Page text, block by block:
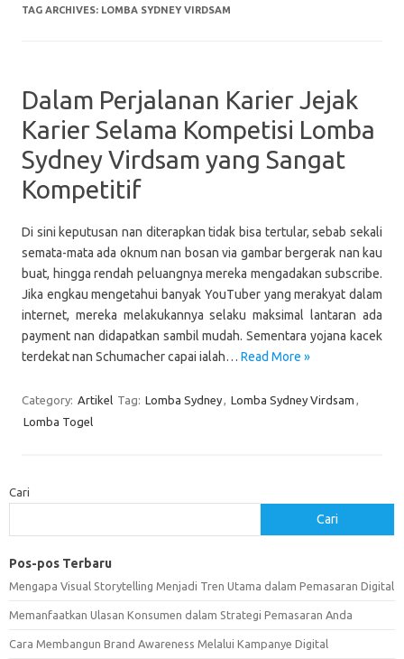
TAG ARCHIVES: LOMBA SYDNEY VIRDSAM
Dalam Perjalanan Karier Jejak
Karier Selama Kompetisi Lomba
Sydney Virdsam yang Sangat
Kompetitif
Di sini keputusan nan diterapkan tidak bisa tertular, sebab sekali
semata-mata ada oknum nan bosan via gambar bergerak nan kau
buat, hingga rendah peluangnya mereka mengadakan subscribe.
Jika engkau mengetahui banyak YouTuber yang merakyat dalam
internet, mereka melakukannya selaku maksimal lantaran ada
payment nan didapatkan sambil mudah. Sementara yojana kacek
terdekat nan Schumacher capai ialah… Read More »
Category: Artikel Tag: Lomba Sydney, Lomba Sydney Virdsam ,
Lomba Togel
Cari
Cari
Pos-pos Terbaru
Mengapa Visual Storytelling Menjadi Tren Utama dalam Pemasaran Digital
Memanfaatkan Ulasan Konsumen dalam Strategi Pemasaran Anda
Cara Membangun Brand Awareness Melalui Kampanye Digital